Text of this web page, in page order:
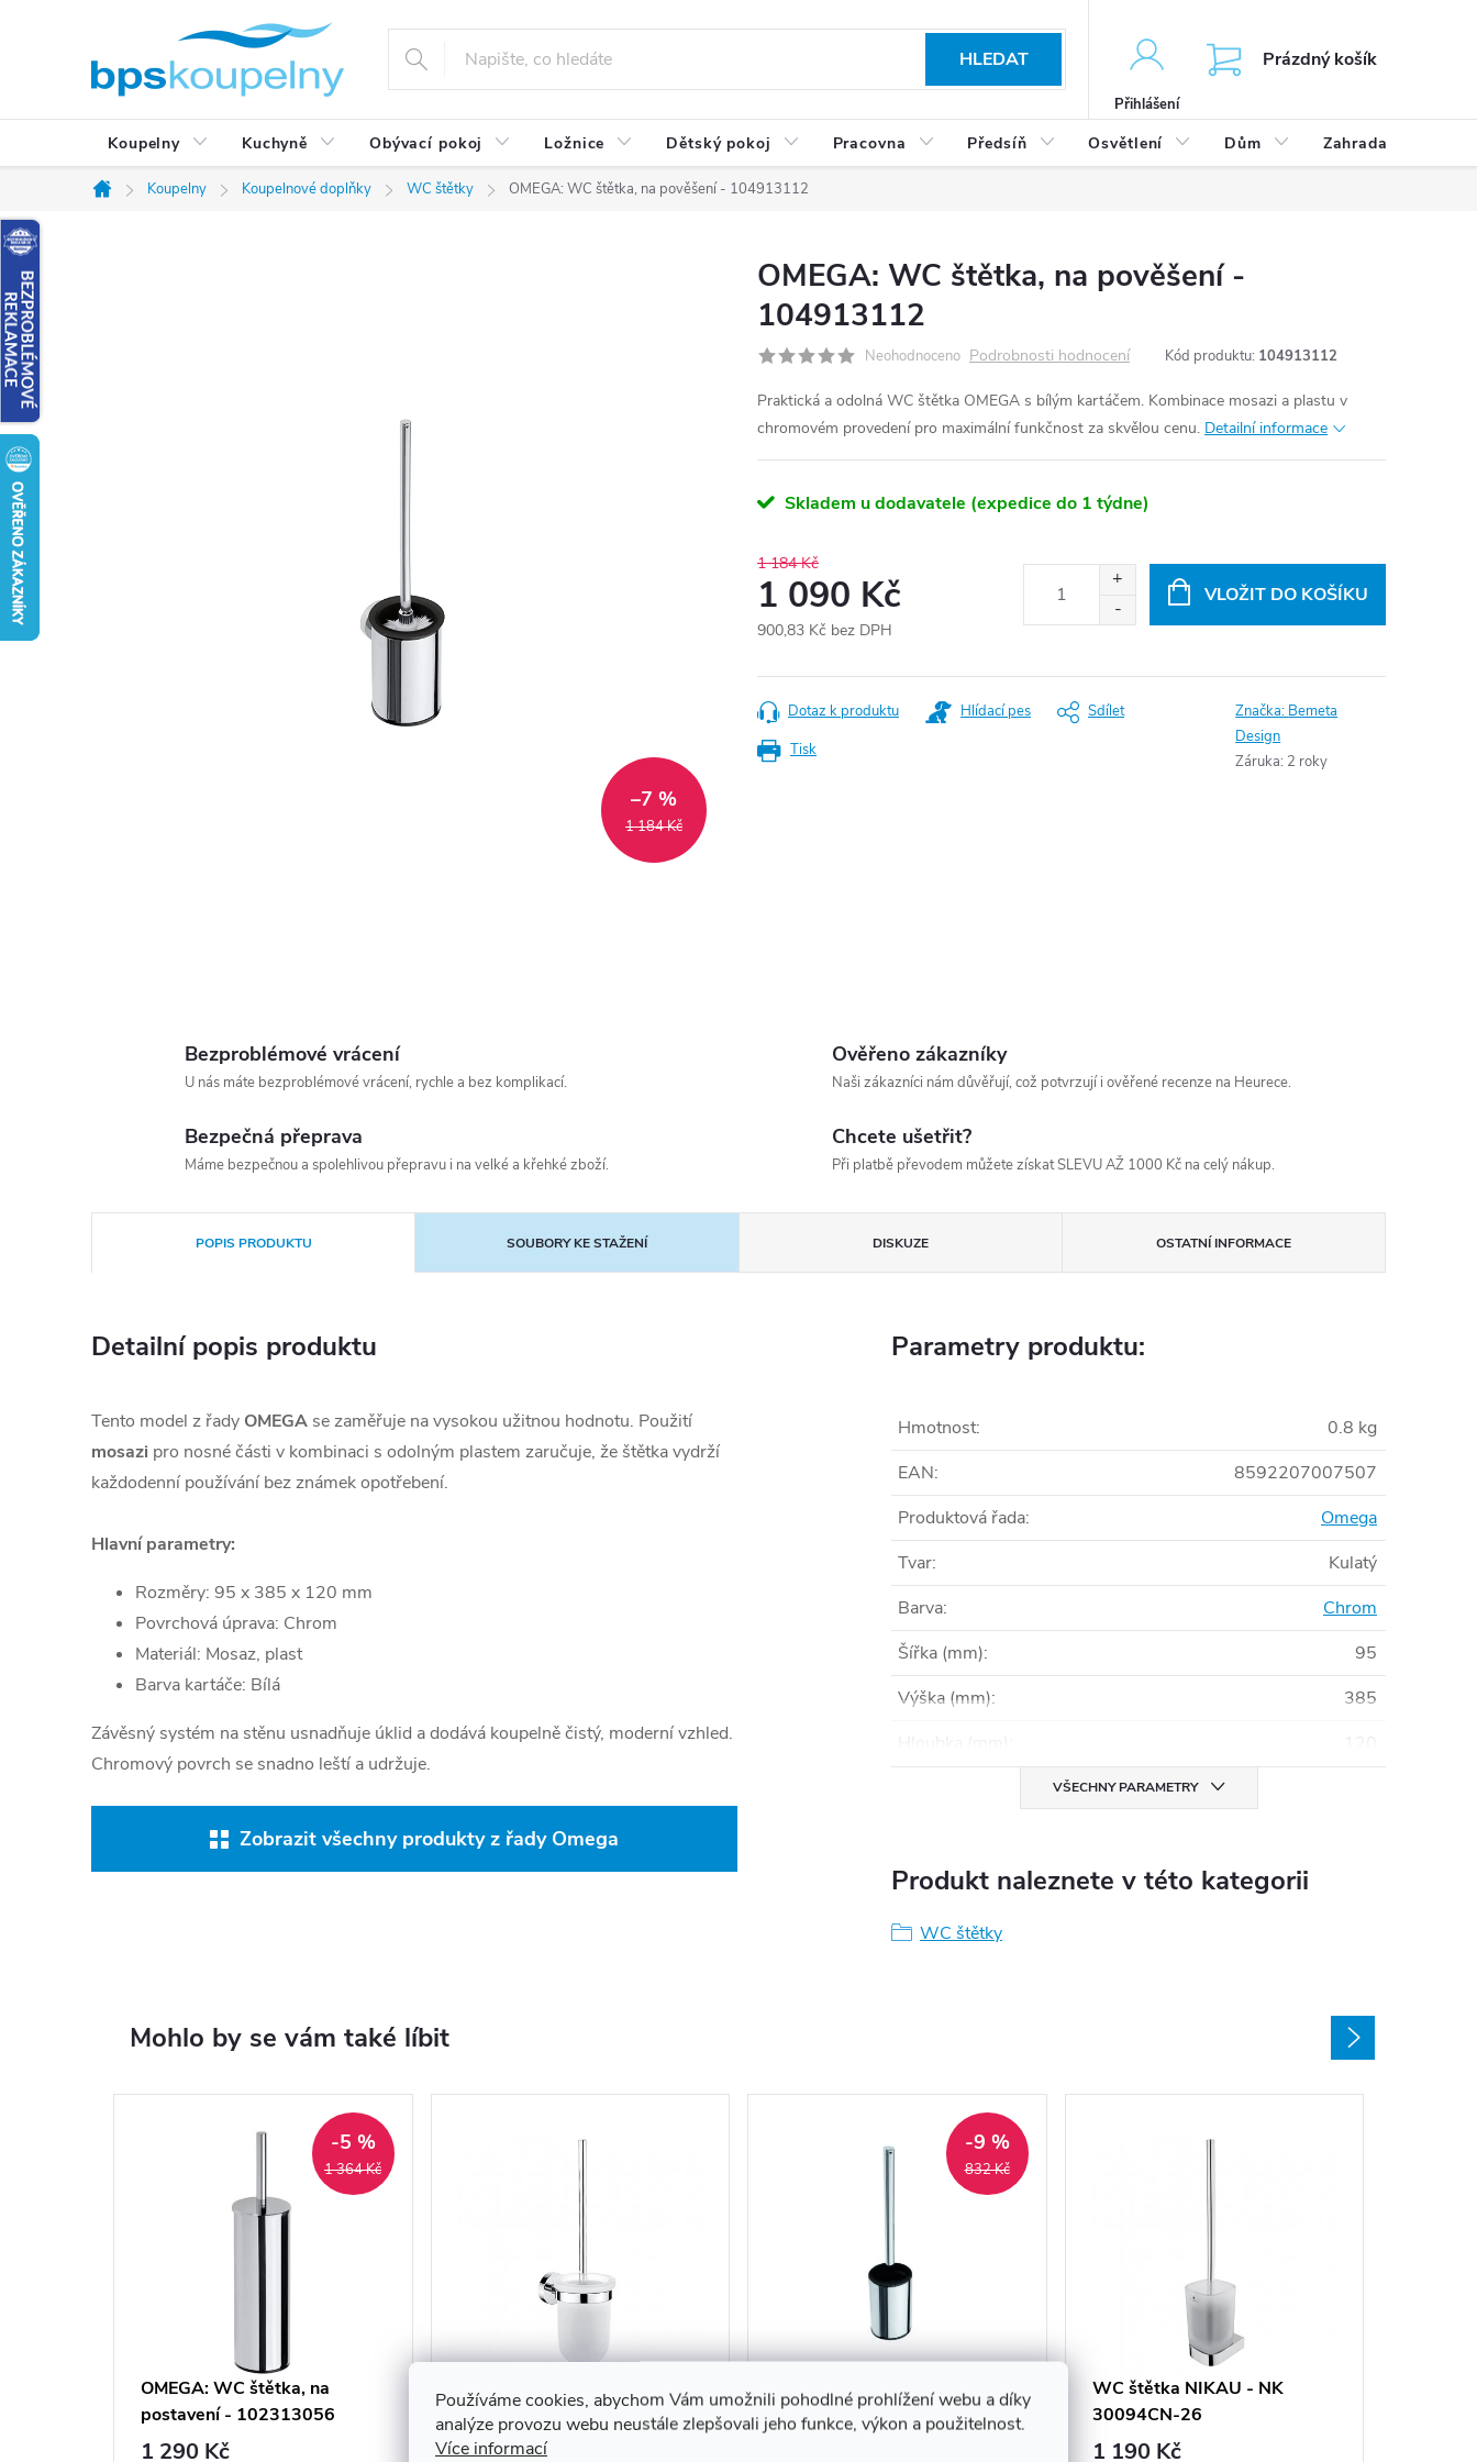
Používáme cookies, abychom Vám umožnili pohodlné prohlížení webu a díky
analýze provozu webu neustále zlepšovali jeho funkce, výkon a použitelnost.
Více informací
HLEDAT
Přihlášení
Prázdný košík
Koupelny Kuchyně Obývací pokoj Ložnice Dětský pokoj Pracovna Předsíň Osvětlení Dům Zahrada
Domů
Koupelny Koupelnové doplňky WC štětky OMEGA: WC štětka, na pověšení - 104913112
1 184 Kč
–7 %
OMEGA: WC štětka, na pověšení -
104913112
Neohodnoceno Podrobnosti hodnocení Kód produktu: 104913112
Praktická a odolná WC štětka OMEGA s bílým kartáčem. Kombinace mosazi a plastu v
chromovém provedení pro maximální funkčnost za skvělou cenu. Detailní informace
Skladem u dodavatele (expedice do 1 týdne)
1 184 Kč
1 090 Kč
900,83 Kč bez DPH
cena:
VLOŽIT DO KOŠÍKU
Tisk
Dotaz k produktu Hlídací pes Sdílet Značka: Bemeta
Design
Záruka: 2 roky
Bezproblémové vrácení
U nás máte bezproblémové vrácení, rychle a bez komplikací.
Ověřeno zákazníky
Naši zákazníci nám důvěřují, což potvrzují i ověřené recenze na Heurece.
Bezpečná přeprava
Máme bezpečnou a spolehlivou přepravu i na velké a křehké zboží.
Chcete ušetřit?
Při platbě převodem můžete získat SLEVU AŽ 1000 Kč na celý nákup.
POPIS PRODUKTU SOUBORY KE STAŽENÍ DISKUZE OSTATNÍ INFORMACE
Detailní popis produktu
Tento model z řady OMEGA se zaměřuje na vysokou užitnou hodnotu. Použití
mosazi pro nosné části v kombinaci s odolným plastem zaručuje, že štětka vydrží
každodenní používání bez známek opotřebení.
Hlavní parametry:
Rozměry: 95 x 385 x 120 mm
Povrchová úprava: Chrom
Materiál: Mosaz, plast
Barva kartáče: Bílá
Závěsný systém na stěnu usnadňuje úklid a dodává koupelně čistý, moderní vzhled.
Chromový povrch se snadno leští a udržuje.
Zobrazit všechny produkty z řady Omega
Parametry produktu:
Hmotnost:
0.8 kg
EAN:
8592207007507
Produktová řada:
Omega
Tvar:
Kulatý
Barva:
Chrom
Šířka (mm):
95
Výška (mm):
385
VŠECHNY PARAMETRY
Produkt naleznete v této kategorii
WC štětky
Mohlo by se vám také líbit
1 364 Kč
-5 %
OMEGA: WC štětka, na
postavení - 102313056
1 290 Kč
WC štětka, skleněný UNIX -
UN 13094WN-26
779 Kč
832 Kč
-9 %
OMEGA: WC štětka, na
postavení - 104913152
WC štětka NIKAU - NK
30094CN-26
1 190 Kč